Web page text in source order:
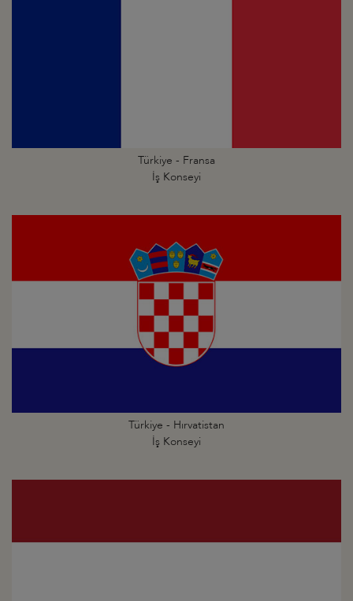
Türkiye - Fransa
İş Konseyi
Türkiye - Hırvatistan
İş Konseyi